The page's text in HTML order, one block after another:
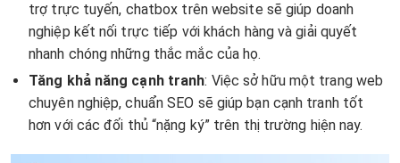
trợ trực tuyến, chatbox trên website sẽ giúp doanh
nghiệp kết nối trực tiếp với khách hàng và giải quyết
nhanh chóng những thắc mắc của họ.
Tăng khả năng cạnh tranh: Việc sở hữu một trang web
chuyên nghiệp, chuẩn SEO sẽ giúp bạn cạnh tranh tốt
hơn với các đối thủ “nặng ký” trên thị trường hiện nay.